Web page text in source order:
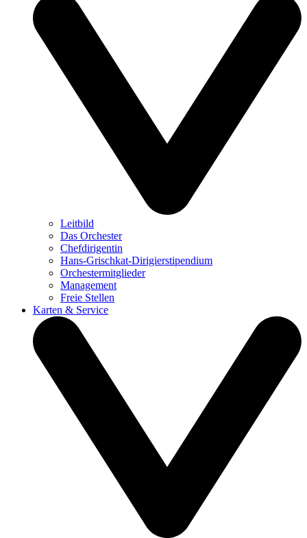
Leitbild
Das Orchester
Chefdirigentin
Hans-Grischkat-Dirigierstipendium
Orchestermitglieder
Management
Freie Stellen
Karten & Service